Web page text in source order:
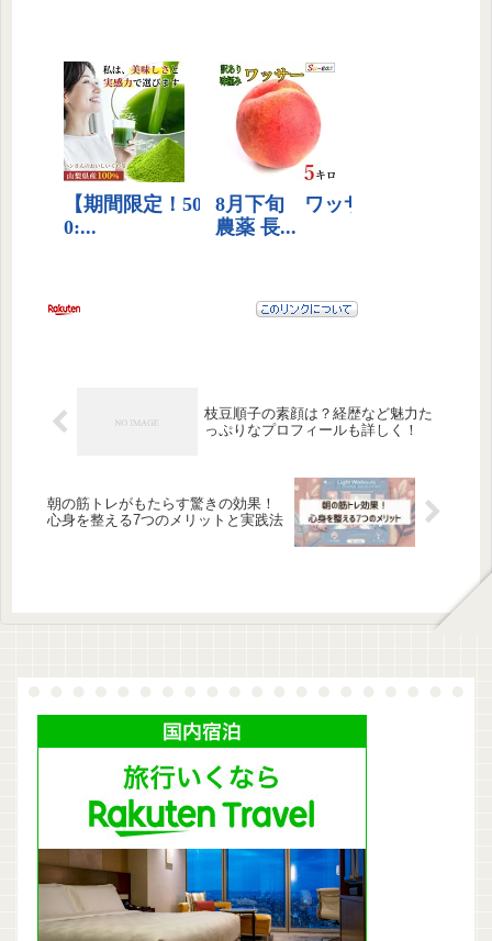
枝豆順子の素顔は？経歴など魅力た
っぷりなプロフィールも詳しく！
朝の筋トレがもたらす驚きの効果！
心身を整える7つのメリットと実践法